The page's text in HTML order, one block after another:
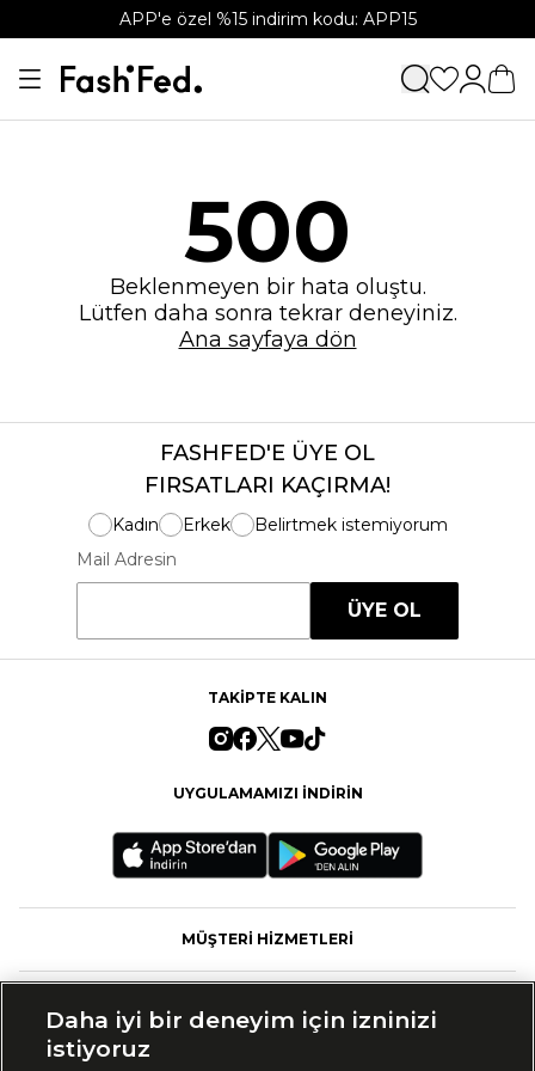
APP'e özel %15 indirim kodu: APP15
500
Beklenmeyen bir hata oluştu.
Lütfen daha sonra tekrar deneyiniz.
Ana sayfaya dön
FASHFED'E ÜYE OL
FIRSATLARI KAÇIRMA!
Kadın Erkek
Belirtmek istemiyorum
Mail Adresin
ÜYE OL
TAKİPTE KALIN
UYGULAMAMIZI İNDİRİN
MÜŞTERİ HİZMETLERİ
Daha iyi bir deneyim için izninizi
istiyoruz